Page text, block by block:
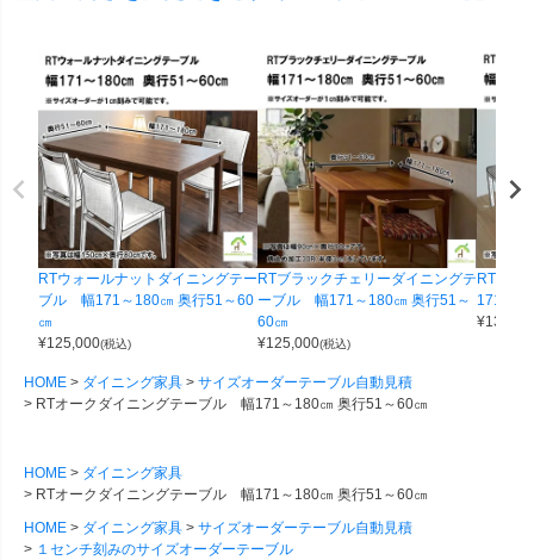
RTウォールナットダイニングテー
ブル 幅171～180㎝ 奥行51～60
㎝
¥125,000(税込)
RTブラックチェリーダイニングテ
ーブル 幅171～180㎝ 奥行51～
60㎝
¥125,000(税込)
RTオー
171～
¥
HOME ダイニング家具
サイズオーダーテーブル自動見積
RTオークダイニングテーブル 幅171～180㎝ 奥行51～60㎝
HOME
ダイニング家具
RTオークダイニングテーブル 幅171～180㎝ 奥行51～60㎝
HOME
ダイニング家具
サイズオーダーテーブル自動見積
１センチ刻みのサイズオーダーテーブル